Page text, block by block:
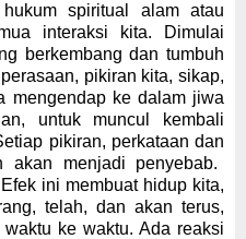
spiritual alam atau
interaksi kita. Dimulai
berkembang dan tumbuh
, pikiran kita, sikap,
mengendap ke dalam jiwa
untuk muncul kembali
pikiran, perkataan dan
akan menjadi penyebab.
ini membuat hidup kita,
telah, dan akan terus,
ke waktu. Ada reaksi